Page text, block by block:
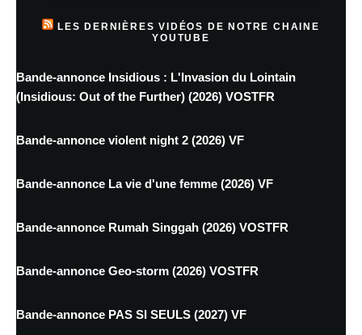
LES DERNIÈRES VIDÉOS DE NOTRE CHAINE
YOUTUBE
Bande-annonce Insidious : L'Invasion du Lointain
(Insidious: Out of the Further) (2026) VOSTFR
Bande-annonce violent night 2 (2026) VF
Bande-annonce La vie d'une femme (2026) VF
Bande-annonce Rumah Singgah (2026) VOSTFR
Bande-annonce Geo-storm (2026) VOSTFR
Bande-annonce PAS SI SEULS (2027) VF